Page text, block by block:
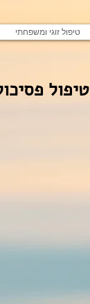
טיפול זוגי ומשפחתי
טיפול